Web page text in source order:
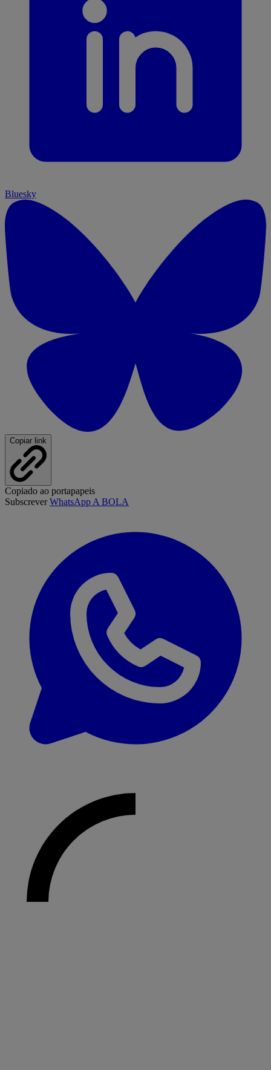
Bluesky
Copiar link
Copiado ao portapapeis
SubscreverWhatsApp A BOLA